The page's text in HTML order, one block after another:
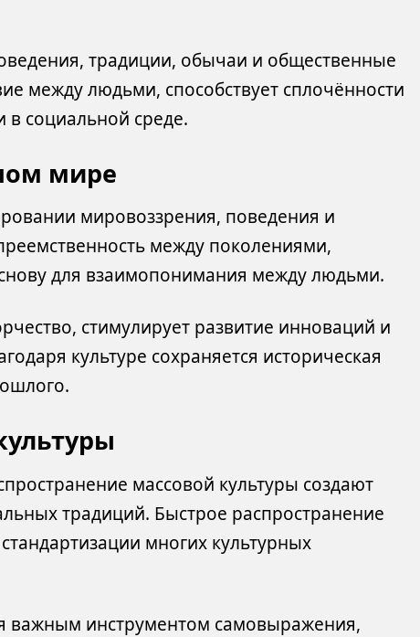
традиции, обычаи и общественные
между людьми, способствует сплочённости
в социальной среде.
мире
мировоззрения, поведения и
между поколениями,
для взаимопонимания между людьми.
стимулирует развитие инноваций и
культуре сохраняется историческая
массовой культуры создают
традиций. Быстрое распространение
многих культурных
важным инструментом самовыражения,